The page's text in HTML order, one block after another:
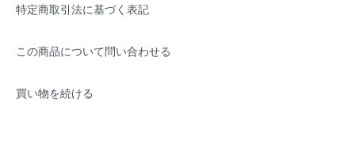
特定商取引法に基づく表記
この商品について問い合わせる
買い物を続ける